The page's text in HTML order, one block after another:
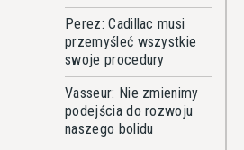
Perez: Cadillac musi
przemyśleć wszystkie
swoje procedury
Vasseur: Nie zmienimy
podejścia do rozwoju
naszego bolidu